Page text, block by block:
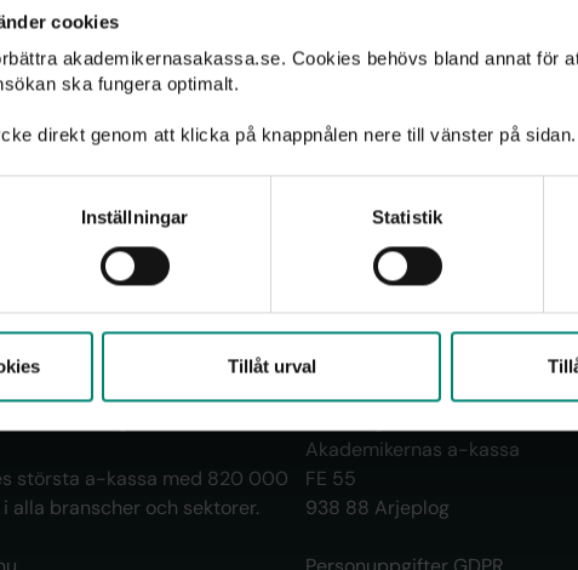
cookies
akademikernasakassa.se. Cookies behövs bland annat för
ska fungera optimalt.
direkt genom att klicka på knappnålen nere till vänster på sidan.
Inställningar Statistik
Tillåt urval
har goda förutsättningar att
långt, tryggt och innehållsrikt
största a-kassa med 820 000
alla branscher och sektorer.
Kontakt
Kontakta oss
Akademikernas a-kassa
FE 55
938 88 Arjeplog